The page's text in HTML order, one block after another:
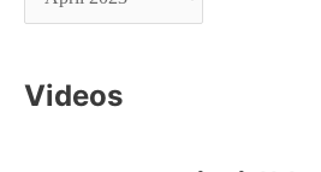
Videos